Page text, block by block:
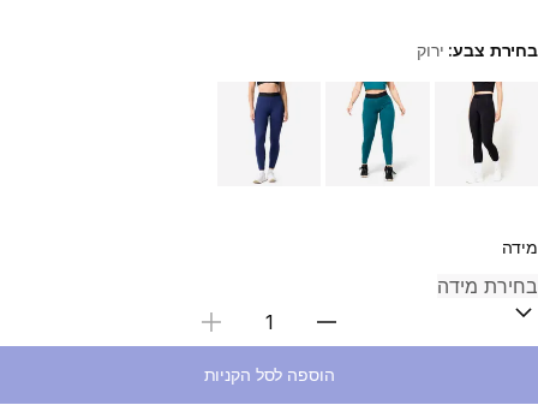
בחירת צבע: ירוק
Choose a variant
מידה
בחירת כמות
הוספה לסל הקניות